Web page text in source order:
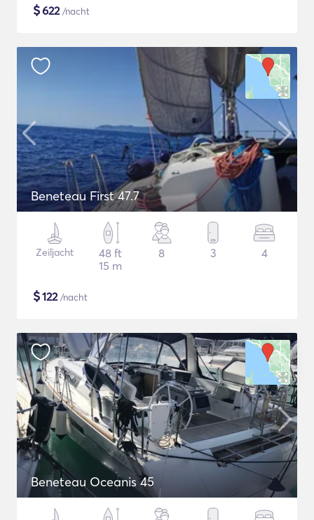
$622/nacht
Beneteau First 47.7
Zeiljacht
48 ft
15 m
8 3 4
$122/nacht
Beneteau Oceanis 45